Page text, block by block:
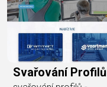
Svařování Profilů